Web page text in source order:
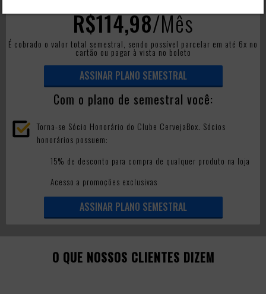
R$114,98/Mês
É cobrado o valor total semestral, sendo possível parcelar em até 6x no
cartão ou pagar à vista no boleto
ASSINAR PLANO SEMESTRAL
Com o plano de semestral você:
Torna-se Sócio Honorário do Clube CervejaBox. Sócios
honorários possuem:
15% de desconto para compra de qualquer produto na loja
Acesso a promoções exclusivas
ASSINAR PLANO SEMESTRAL
O QUE NOSSOS CLIENTES DIZEM